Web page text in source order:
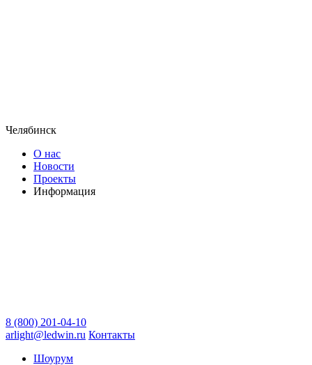
Челябинск
О нас
Новости
Проекты
Информация
8 (800) 201-04-10
arlight@ledwin.ru Контакты
Шоурум